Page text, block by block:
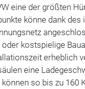
eine der größten
könne dank
kostspielige
erheblich
eine
können so bis zu 160